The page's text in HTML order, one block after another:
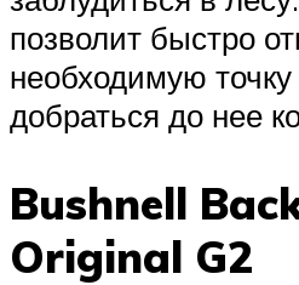
позволит быстро
необходимую точку
добраться до нее
Bushnell
Original G2